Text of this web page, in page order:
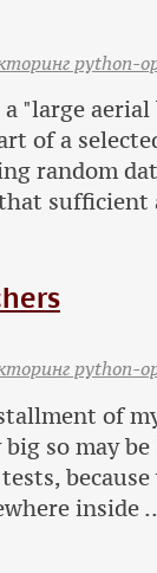
python-
"large
of a
random
sufficient
python-
of
so may
inside